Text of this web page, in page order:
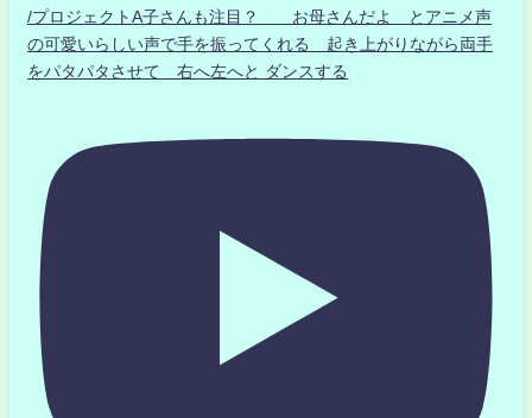
/プロジェクトA子さんも注目？ お母さんだよ とアニメ声
の可愛いらしい声で手を振ってくれる 起き上がりながら両手
をパタパタさせて 右へ左へと ダンスする